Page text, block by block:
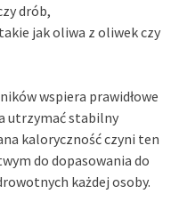
drób,
jak oliwa z oliwek czy
wspiera prawidłowe
utrzymać stabilny
kaloryczność czyni ten
do dopasowania do
każdej osoby.